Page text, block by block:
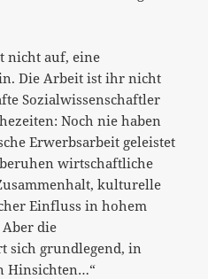
nicht auf, eine
Die Arbeit ist ihr nicht
Sozialwissenschaftler
Noch nie haben
Erwerbsarbeit geleistet
wirtschaftliche
kulturelle
Einfluss in hohem
die
sich grundlegend, in
Hinsichten…“